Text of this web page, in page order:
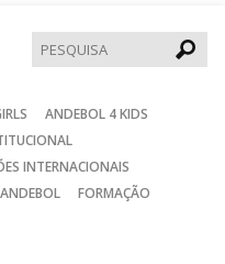
ANDEBOL 4 KIDS
INTERNACIONAIS
FORMAÇÃO